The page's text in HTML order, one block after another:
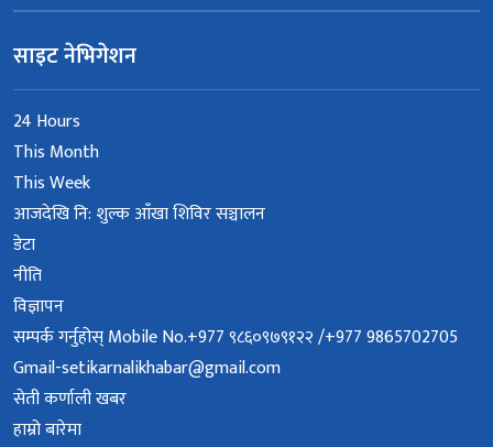
साइट नेभिगेशन
24 Hours
This Month
This Week
आजदेखि नि: शुल्क आँखा शिविर सञ्चालन
डेटा
नीति
विज्ञापन
सम्पर्क गर्नुहोस् Mobile No.+977 ९८६०९७९१२२ /+977 9865702705
Gmail-setikarnalikhabar@gmail.com
सेती कर्णाली खबर
हाम्रो बारेमा